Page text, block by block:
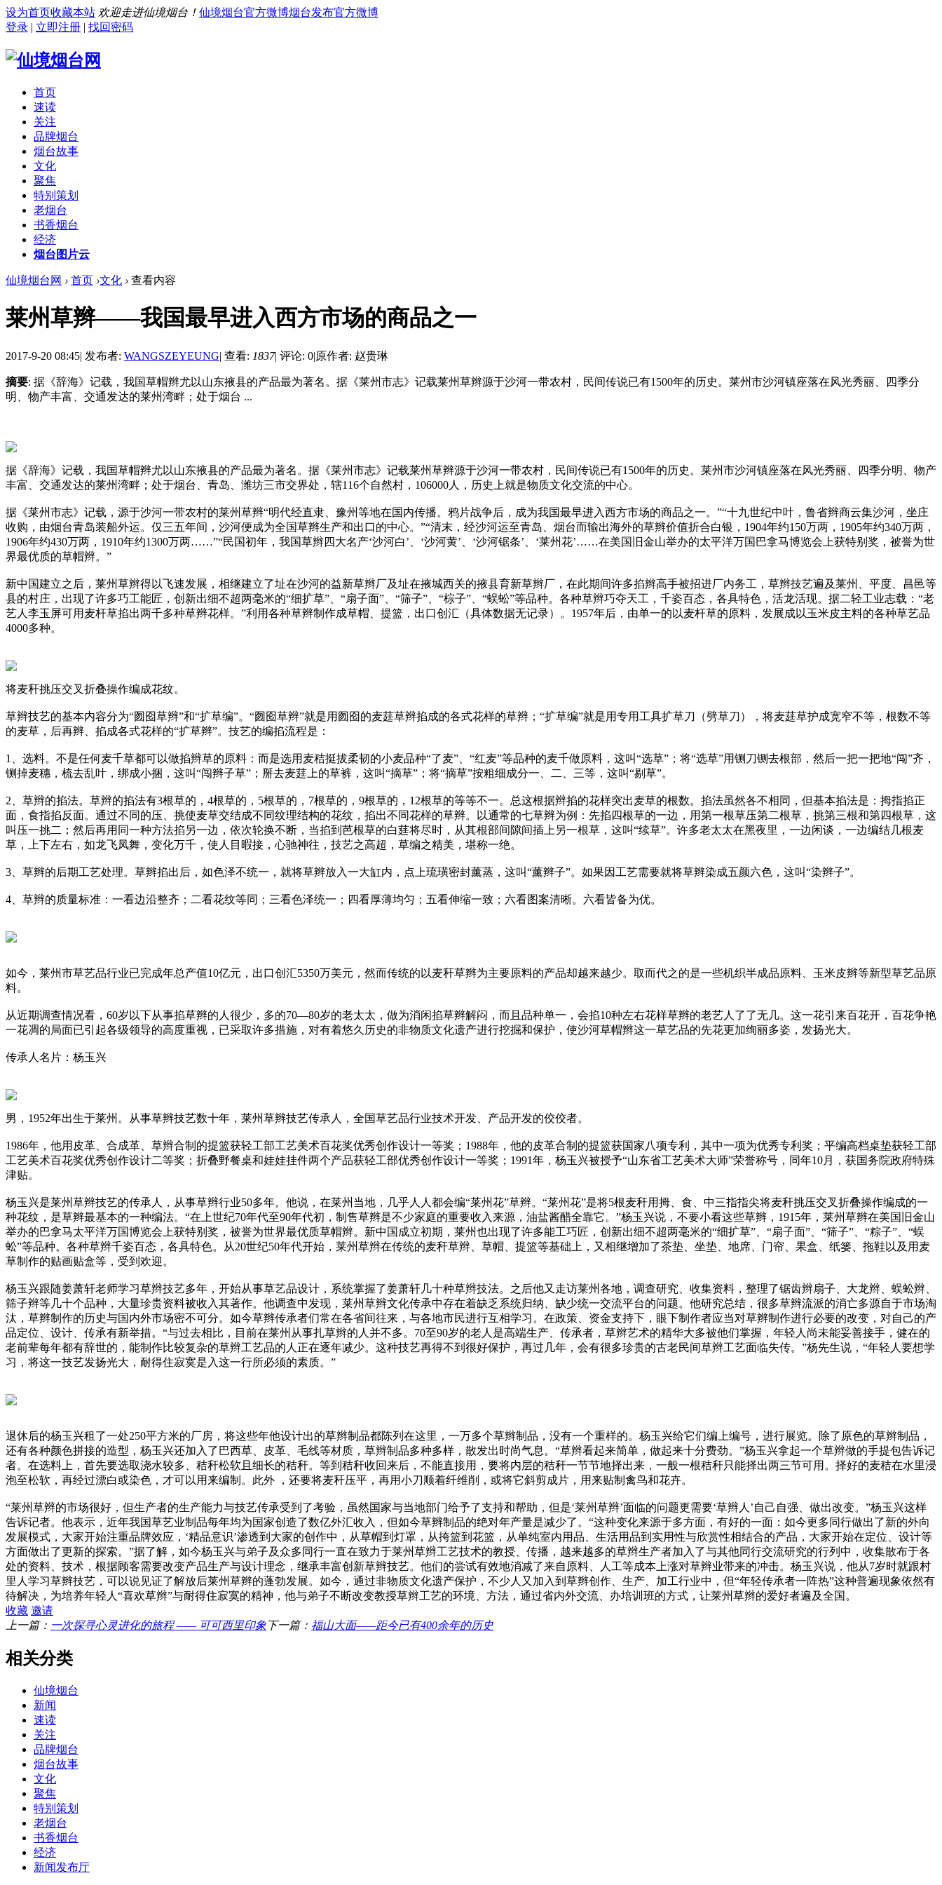
设为首页收藏本站 欢迎走进仙境烟台！ 仙境烟台官方微博烟台发布官方微博
登录 | 立即注册 | 找回密码
首页
速读
关注
品牌烟台
烟台故事
文化
聚焦
特别策划
老烟台
书香烟台
经济
烟台图片云
仙境烟台网 › 首页 ›文化 › 查看内容
莱州草辫——我国最早进入西方市场的商品之一
2017-9-20 08:45| 发布者: WANGSZEYEUNG| 查看: 1837| 评论: 0|原作者: 赵贵琳
摘要: 据《辞海》记载，我国草帽辫尤以山东掖县的产品最为著名。据《莱州市志》记载莱州草辫源于沙河一带农村，民间传说已有1500年的历史。莱州市沙河镇座落在风光秀丽、四季分
明、物产丰富、交通发达的莱州湾畔；处于烟台 ...
据《辞海》记载，我国草帽辫尤以山东掖县的产品最为著名。据《莱州市志》记载莱州草辫源于沙河一带农村，民间传说已有1500年的历史。莱州市沙河镇座落在风光秀丽、四季分明、物产
丰富、交通发达的莱州湾畔；处于烟台、青岛、潍坊三市交界处，辖116个自然村，106000人，历史上就是物质文化交流的中心。
据《莱州市志》记载，源于沙河一带农村的莱州草辫“明代经直隶、豫州等地在国内传播。鸦片战争后，成为我国最早进入西方市场的商品之一。”“十九世纪中叶，鲁省辫商云集沙河，坐庄
收购，由烟台青岛装船外运。仅三五年间，沙河便成为全国草辫生产和出口的中心。”“清末，经沙河运至青岛、烟台而输出海外的草辫价值折合白银，1904年约150万两，1905年约340万两，
1906年约430万两，1910年约1300万两……”“民国初年，我国草辫四大名产‘沙河白’、‘沙河黄’、‘沙河锯条’、‘莱州花’……在美国旧金山举办的太平洋万国巴拿马博览会上获特别奖，被誉为世
界最优质的草帽辫。”
新中国建立之后，莱州草辫得以飞速发展，相继建立了址在沙河的益新草辫厂及址在掖城西关的掖县育新草辫厂，在此期间许多掐辫高手被招进厂内务工，草辫技艺遍及莱州、平度、昌邑等
县的村庄，出现了许多巧工能匠，创新出细不超两毫米的“细扩草”、“扇子面”、“筛子”、“棕子”、“蜈蚣”等品种。各种草辫巧夺天工，千姿百态，各具特色，活龙活现。据二轻工业志载：“老
艺人李玉屏可用麦杆草掐出两千多种草辫花样。”利用各种草辫制作成草帽、提篮，出口创汇（具体数据无记录）。1957年后，由单一的以麦杆草的原料，发展成以玉米皮主料的各种草艺品
4000多种。
将麦秆挑压交叉折叠操作编成花纹。
草辫技艺的基本内容分为“囫囵草辫”和“扩草编”。“囫囵草辫”就是用囫囵的麦莛草辫掐成的各式花样的草辫；“扩草编”就是用专用工具扩草刀（劈草刀），将麦莛草护成宽窄不等，根数不等
的麦草，后再辫、掐成各式花样的“扩草辫”。技艺的编掐流程是：
1、选料。不是任何麦千草都可以做掐辫草的原料：而是选用麦秸挺拔柔韧的小麦品种“了麦”、“红麦”等品种的麦千做原料，这叫“选草”；将“选草”用铡刀铡去根部，然后一把一把地“闯”齐，
铡掉麦穗，梳去乱叶，绑成小捆，这叫“闯辫子草”；掰去麦莛上的草裤，这叫“摘草”；将“摘草”按粗细成分一、二、三等，这叫“剔草”。
2、草辫的掐法。草辫的掐法有3根草的，4根草的，5根草的，7根草的，9根草的，12根草的等等不一。总这根据辫掐的花样突出麦草的根数。掐法虽然各不相同，但基本掐法是：拇指掐正
面，食指掐反面。通过不同的压、挑使麦草交结成不同纹理结构的花纹，掐出不同花样的草辫。以通常的七草辫为例：先掐四根草的一边，用第一根草压第二根草，挑第三根和第四根草，这
叫压一挑二；然后再用同一种方法掐另一边，依次轮换不断，当掐到芭根草的白莛将尽时，从其根部间隙间插上另一根草，这叫“续草”。许多老太太在黑夜里，一边闲谈，一边编结几根麦
草，上下左右，如龙飞凤舞，变化万千，使人目暇接，心驰神往，技艺之高超，草编之精美，堪称一绝。
3、草辫的后期工艺处理。草辫掐出后，如色泽不统一，就将草辫放入一大缸内，点上琉璜密封薰蒸，这叫“薰辫子”。如果因工艺需要就将草辫染成五颜六色，这叫“染辫子”。
4、草辫的质量标准：一看边沿整齐；二看花纹等同；三看色泽统一；四看厚薄均匀；五看伸缩一致；六看图案清晰。六看皆备为优。
如今，莱州市草艺品行业已完成年总产值10亿元，出口创汇5350万美元，然而传统的以麦秆草辫为主要原料的产品却越来越少。取而代之的是一些机织半成品原料、玉米皮辫等新型草艺品原
料。
从近期调查情况看，60岁以下从事掐草辫的人很少，多的70—80岁的老太太，做为消闲掐草辫解闷，而且品种单一，会掐10种左右花样草辫的老艺人了了无几。这一花引来百花开，百花争艳
一花凋的局面已引起各级领导的高度重视，已采取许多措施，对有着悠久历史的非物质文化遗产进行挖掘和保护，使沙河草帽辫这一草艺品的先花更加绚丽多姿，发扬光大。
传承人名片：杨玉兴
男，1952年出生于莱州。从事草辫技艺数十年，莱州草辫技艺传承人，全国草艺品行业技术开发、产品开发的佼佼者。
1986年，他用皮革、合成革、草辫合制的提篮获轻工部工艺美术百花奖优秀创作设计一等奖；1988年，他的皮革合制的提篮获国家八项专利，其中一项为优秀专利奖；平编高档桌垫获轻工部
工艺美术百花奖优秀创作设计二等奖；折叠野餐桌和娃娃挂件两个产品获轻工部优秀创作设计一等奖；1991年，杨玉兴被授予“山东省工艺美术大师”荣誉称号，同年10月，获国务院政府特殊
津贴。
杨玉兴是莱州草辫技艺的传承人，从事草辫行业50多年。他说，在莱州当地，几乎人人都会编“莱州花”草辫。“莱州花”是将5根麦秆用拇、食、中三指指尖将麦秆挑压交叉折叠操作编成的一
种花纹，是草辫最基本的一种编法。“在上世纪70年代至90年代初，制售草辫是不少家庭的重要收入来源，油盐酱醋全靠它。”杨玉兴说，不要小看这些草辫，1915年，莱州草辫在美国旧金山
举办的巴拿马太平洋万国博览会上获特别奖，被誉为世界最优质草帽辫。新中国成立初期，莱州也出现了许多能工巧匠，创新出细不超两毫米的“细扩草”、“扇子面”、“筛子”、“粽子”、“蜈
蚣”等品种。各种草辫千姿百态，各具特色。从20世纪50年代开始，莱州草辫在传统的麦秆草辫、草帽、提篮等基础上，又相继增加了茶垫、坐垫、地席、门帘、果盒、纸篓、拖鞋以及用麦
草制作的贴画贴盒等，受到欢迎。
杨玉兴跟随姜萧轩老师学习草辫技艺多年，开始从事草艺品设计，系统掌握了姜萧轩几十种草辫技法。之后他又走访莱州各地，调查研究、收集资料，整理了锯齿辫扇子、大龙辫、蜈蚣辫、
筛子辫等几十个品种，大量珍贵资料被收入其著作。他调查中发现，莱州草辫文化传承中存在着缺乏系统归纳、缺少统一交流平台的问题。他研究总结，很多草辫流派的消亡多源自于市场淘
汰，草辫制作的历史与国内外市场密不可分。如今草辫传承者们常在各省间往来，与各地市民进行互相学习。在政策、资金支持下，眼下制作者应当对草辫制作进行必要的改变，对自己的产
品定位、设计、传承有新举措。“与过去相比，目前在莱州从事扎草辫的人并不多。70至90岁的老人是高端生产、传承者，草辫艺术的精华大多被他们掌握，年轻人尚未能妥善接手，健在的
老前辈每年都有辞世的，能制作比较复杂的草辫工艺品的人正在逐年减少。这种技艺再得不到很好保护，再过几年，会有很多珍贵的古老民间草辫工艺面临失传。”杨先生说，“年轻人要想学
习，将这一技艺发扬光大，耐得住寂寞是入这一行所必须的素质。”
退休后的杨玉兴租了一处250平方米的厂房，将这些年他设计出的草辫制品都陈列在这里，一万多个草辫制品，没有一个重样的。杨玉兴给它们编上编号，进行展览。除了原色的草辫制品，
还有各种颜色拼接的造型，杨玉兴还加入了巴西草、皮革、毛线等材质，草辫制品多种多样，散发出时尚气息。“草辫看起来简单，做起来十分费劲。”杨玉兴拿起一个草辫做的手提包告诉记
者。在选料上，首先要选取浇水较多、秸秆松软且细长的秸秆。等到秸秆收回来后，不能直接用，要将内层的秸秆一节节地择出来，一般一根秸秆只能择出两三节可用。择好的麦秸在水里浸
泡至松软，再经过漂白或染色，才可以用来编制。此外 ，还要将麦秆压平，再用小刀顺着纤维削，或将它斜剪成片，用来贴制禽鸟和花卉。
“莱州草辫的市场很好，但生产者的生产能力与技艺传承受到了考验，虽然国家与当地部门给予了支持和帮助，但是‘莱州草辫’面临的问题更需要‘草辫人’自己自强、做出改变。”杨玉兴这样
告诉记者。他表示，近年我国草艺业制品每年均为国家创造了数亿外汇收入，但如今草辫制品的绝对年产量是减少了。“这种变化来源于多方面，有好的一面：如今更多同行做出了新的外向
发展模式，大家开始注重品牌效应，‘精品意识’渗透到大家的创作中，从草帽到灯罩，从挎篮到花篮，从单纯室内用品、生活用品到实用性与欣赏性相结合的产品，大家开始在定位、设计等
方面做出了更新的探索。”据了解，如今杨玉兴与弟子及众多同行一直在致力于莱州草辫工艺技术的教授、传播，越来越多的草辫生产者加入了与其他同行交流研究的行列中，收集散布于各
处的资料、技术，根据顾客需要改变产品生产与设计理念，继承丰富创新草辫技艺。他们的尝试有效地消减了来自原料、人工等成本上涨对草辫业带来的冲击。杨玉兴说，他从7岁时就跟村
里人学习草辫技艺，可以说见证了解放后莱州草辫的蓬勃发展。如今，通过非物质文化遗产保护，不少人又加入到草辫创作、生产、加工行业中，但“年轻传承者一阵热”这种普遍现象依然有
待解决，为培养年轻人“喜欢草辫”与耐得住寂寞的精神，他与弟子不断改变教授草辫工艺的环境、方法，通过省内外交流、办培训班的方式，让莱州草辫的爱好者遍及全国。
收藏 邀请
上一篇： 一次探寻心灵进化的旅程 —— 可可西里印象下一篇： 福山大面——距今已有400余年的历史
相关分类
仙境烟台
新闻
速读
关注
品牌烟台
烟台故事
文化
聚焦
特别策划
老烟台
书香烟台
经济
新闻发布厅